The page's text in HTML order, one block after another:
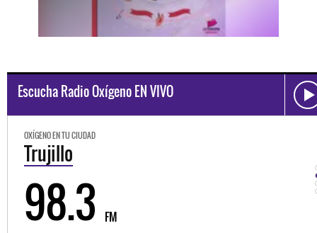
Escucha Radio Oxígeno EN VIVO
OXÍGENO EN TU CIUDAD
Trujillo
98.3 FM